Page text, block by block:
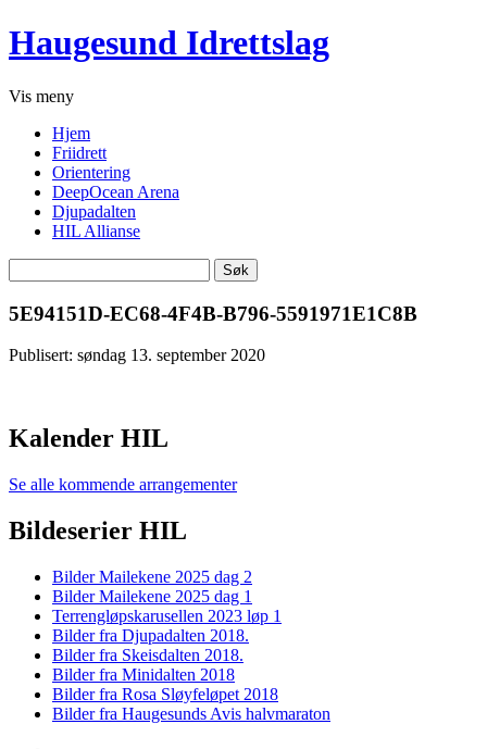
Haugesund Idrettslag
Vis meny
Hjem
Friidrett
Orientering
DeepOcean Arena
Djupadalten
HIL Allianse
etter:
5E94151D-EC68-4F4B-B796-5591971E1C8B
Publisert: søndag 13. september 2020
Kalender HIL
Se alle kommende arrangementer
Bildeserier HIL
Bilder Mailekene 2025 dag 2
Bilder Mailekene 2025 dag 1
Terrengløpskarusellen 2023 løp 1
Bilder fra Djupadalten 2018.
Bilder fra Skeisdalten 2018.
Bilder fra Minidalten 2018
Bilder fra Rosa Sløyfeløpet 2018
Bilder fra Haugesunds Avis halvmaraton